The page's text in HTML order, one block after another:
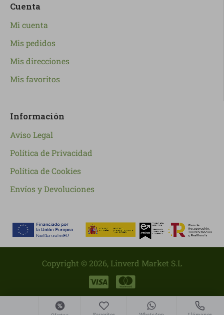
Cuenta
Mi cuenta
Mis pedidos
Mis direcciones
Mis favoritos
Información
Aviso Legal
Política de Privacidad
Política de Cookies
Envíos y Devoluciones
Copyright © 2026, Linverd Market S.L